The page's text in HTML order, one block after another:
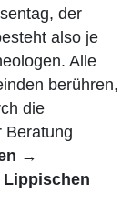
der
also je
Alle
berühren,
die
Beratung
→
Lippischen